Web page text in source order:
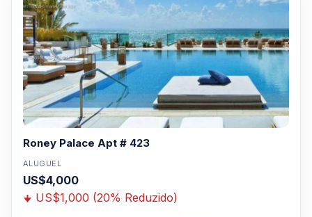
Roney Palace Apt # 423
ALUGUEL
US$4,000
US$1,000 (20% Reduzido)